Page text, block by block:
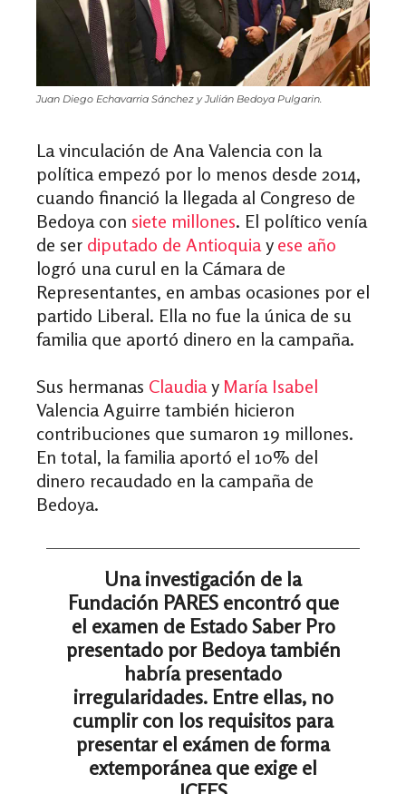
Juan Diego Echavarria Sánchez y Julián Bedoya Pulgarin.
La vinculación de Ana Valencia con la
política empezó por lo menos desde 2014,
cuando financió la llegada al Congreso de
Bedoya con siete millones. El político venía
de ser diputado de Antioquiay ese año
logró una curul en la Cámara de
Representantes, en ambas ocasiones por el
partido Liberal. Ella no fue la única de su
familia que aportó dinero en la campaña.
Sus hermanas Claudiay María Isabel
Valencia Aguirre también hicieron
contribuciones que sumaron 19 millones.
En total, la familia aportó el 10% del
dinero recaudado en la campaña de
Bedoya.
Una investigación de la
Fundación PARES encontró que
el examen de Estado Saber Pro
presentado por Bedoya también
habría presentado
irregularidades. Entre ellas, no
cumplir con los requisitos para
presentar el exámen de forma
extemporánea que exige el